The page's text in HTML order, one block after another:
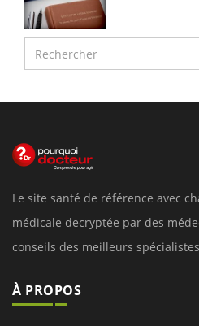
Le site santé de référence avec
médicale decryptée par des
conseils des meilleurs
À PROPOS